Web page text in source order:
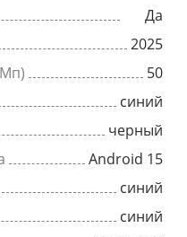
Да
2025
50
синий
черный
Android 15
синий
синий